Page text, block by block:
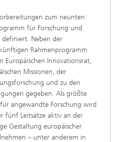
zum neunten
für Forschung und
Neben der
Rahmenprogramm
Europäischen Innovationsrat,
Missionen, der
und zu den
gegeben. Als größte
angewandte Forschung wird
fünf Leitsätze aktiv an der
Gestaltung europäischer
– unter anderem in